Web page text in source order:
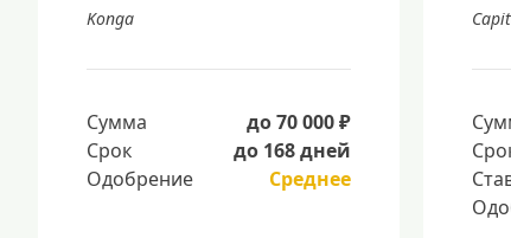
Konga
Сумма
до 70 000 ₽
Срок
до 168 дней
Одобрение
Среднее